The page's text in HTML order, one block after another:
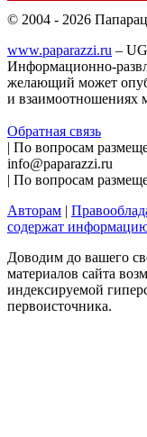
© 2004 - 2026
www.paparazzi.ru –
Информационно-
желающий может
и взаимоотношениях
Обратная связь
| По вопросам
info@paparazzi.ru
| По вопросам
Авторам |
содержат
Доводим до вашего
материалов сайта
индексируемой
первоисточника.